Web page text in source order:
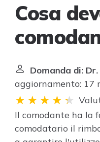
Cosa
Domanda di:
aggiornamento: 17
Il comodante ha la
comodatario il